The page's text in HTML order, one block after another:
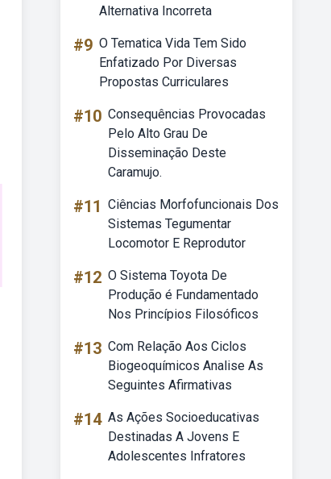
Alternativa Incorreta
#9 O Tematica Vida Tem Sido
Enfatizado Por Diversas
Propostas Curriculares
#10 Consequências Provocadas
Pelo Alto Grau De
Disseminação Deste
Caramujo.
#11 Ciências Morfofuncionais Dos
Sistemas Tegumentar
Locomotor E Reprodutor
#12 O Sistema Toyota De
Produção é Fundamentado
Nos Princípios Filosóficos
#13 Com Relação Aos Ciclos
Biogeoquímicos Analise As
Seguintes Afirmativas
#14 As Ações Socioeducativas
Destinadas A Jovens E
Adolescentes Infratores